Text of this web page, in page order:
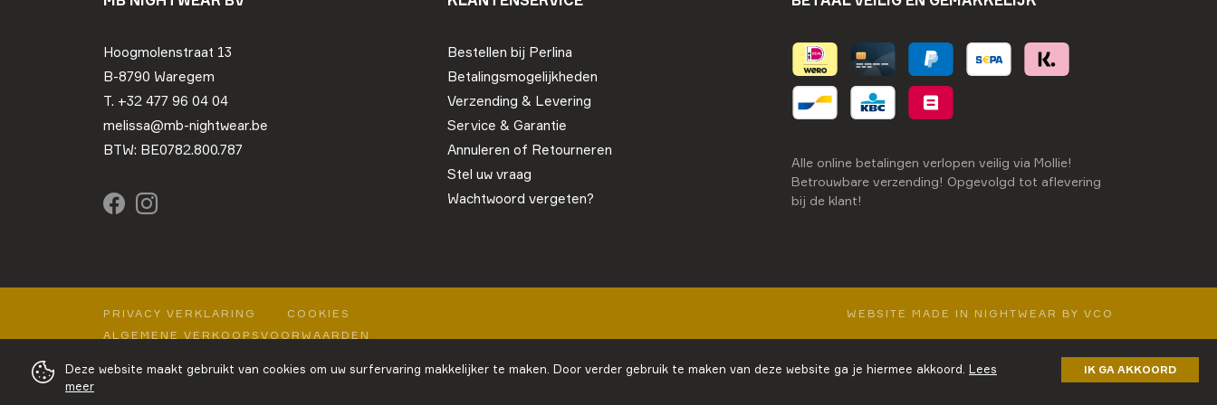
Hoogmolenstraat 13
B-8790 Waregem
T. +32 477 96 04 04
melissa@mb-nightwear.be
BTW: BE0782.800.787
Bestellen bij Perlina
Betalingsmogelijkheden
Verzending & Levering
Service & Garantie
Annuleren of Retourneren
Stel uw vraag
Wachtwoord vergeten?
Alle online betalingen verlopen veilig via Mollie!
Betrouwbare verzending! Opgevolgd tot aflevering
bij de klant!
PRIVACY VERKLARING
COOKIES
ALGEMENE VERKOOPSVOORWAARDEN
WEBSITE MADE IN NIGHTWEAR BY VCO
Deze website maakt gebruikt van cookies om uw surfervaring makkelijker te maken. Door verder gebruik te maken van deze website ga je hiermee akkoord. Lees
meer